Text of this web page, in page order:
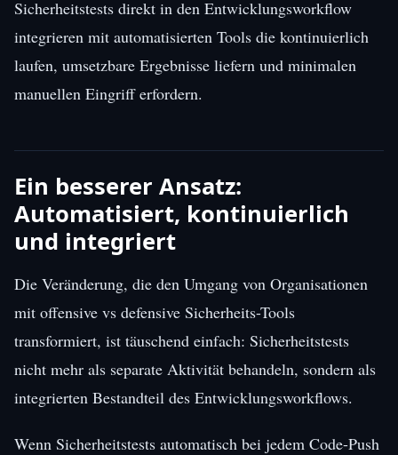
Sicherheitstests direkt in den Entwicklungsworkflow
integrieren mit automatisierten Tools die kontinuierlich
laufen, umsetzbare Ergebnisse liefern und minimalen
manuellen Eingriff erfordern.
Ein besserer Ansatz:
Automatisiert, kontinuierlich
und integriert
Die Veränderung, die den Umgang von Organisationen
mit offensive vs defensive Sicherheits-Tools
transformiert, ist täuschend einfach: Sicherheitstests
nicht mehr als separate Aktivität behandeln, sondern als
integrierten Bestandteil des Entwicklungsworkflows.
Wenn Sicherheitstests automatisch bei jedem Code-Push